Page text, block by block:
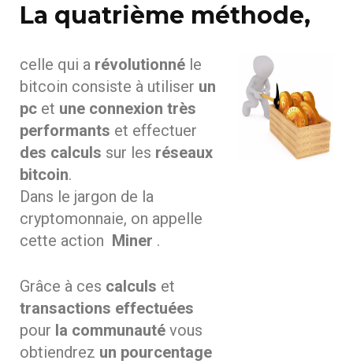
La quatrième méthode,
celle qui a révolutionné le
bitcoin consiste à utiliser un
pc et une connexion très
performants et effectuer
des calculs sur les réseaux
bitcoin.
Dans le jargon de la
cryptomonnaie, on appelle
cette action Miner .
Grâce à ces calculs et
transactions effectuées
pour la communauté vous
obtiendrez un pourcentage